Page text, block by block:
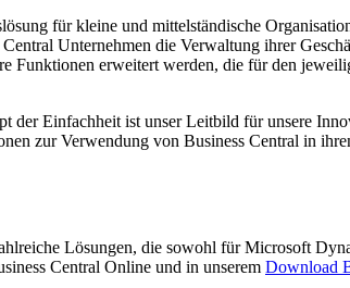
für kleine und mittelständische
Unternehmen die Verwaltung ihrer
erweitert werden, die für den
der Einfachheit ist unser Leitbild für unsere
zur Verwendung von Business Central in
Lösungen, die sowohl für Microsoft
Central Online und in unserem Download